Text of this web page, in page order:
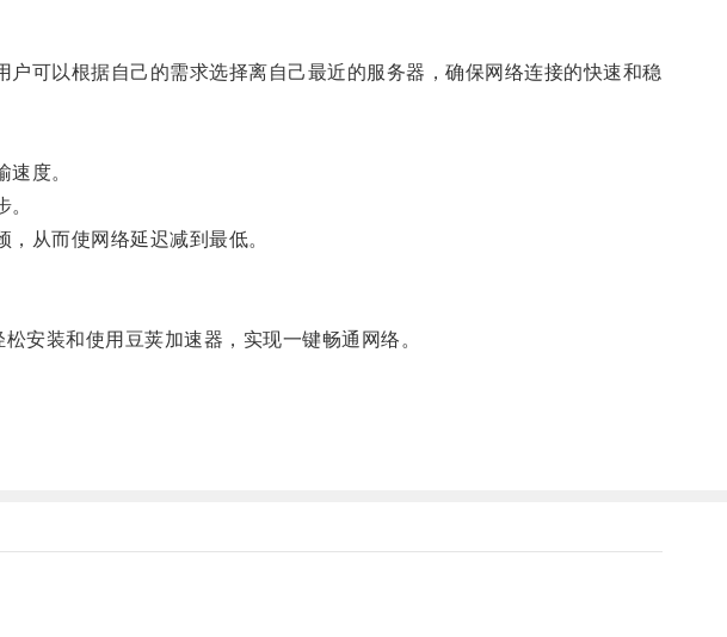
以根据自己的需求选择离自己最近的服务器，确保网络连接的快速和稳
度。
从而使网络延迟减到最低。
装和使用豆荚加速器，实现一键畅通网络。